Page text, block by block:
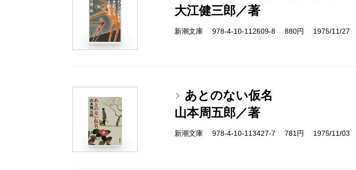
大江健三郎／著
新潮文庫 978-4-10-112609-8 880円 1975/11/27
あとのない仮名
山本周五郎／著
新潮文庫 978-4-10-113427-7 781円 1975/11/03